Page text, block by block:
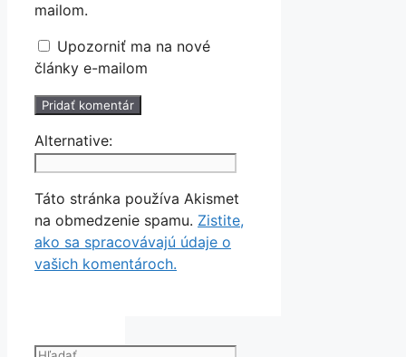
mailom.
Upozorniť ma na nové
články e-mailom
Alternative:
Táto stránka používa Akismet
na obmedzenie spamu. Zistite,
ako sa spracovávajú údaje o
vašich komentároch.